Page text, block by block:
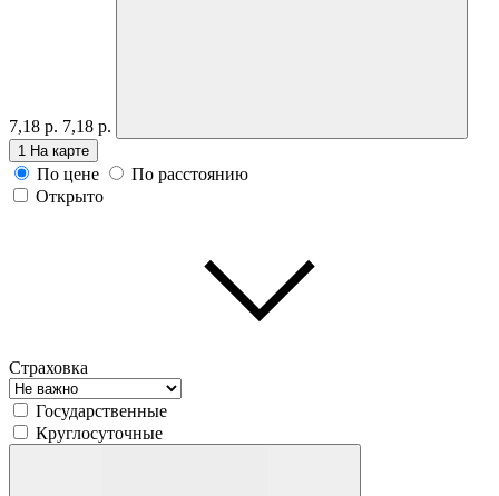
7,18 р. 7,18 р.
1 На карте
По цене
По расстоянию
Открыто
Страховка
Государственные
Круглосуточные